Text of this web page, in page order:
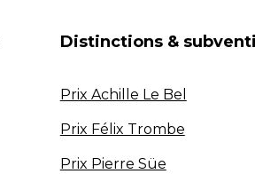
Distinctions &
Prix Achille Le Bel
Prix Félix Trombe
Prix Pierre Süe